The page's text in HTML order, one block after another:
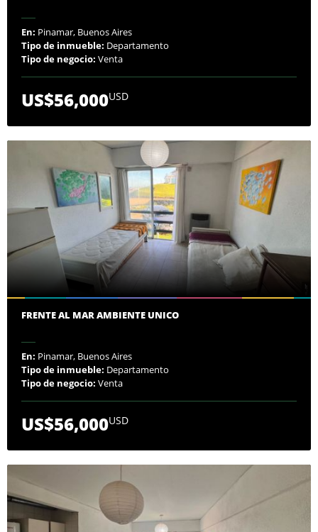
En: Pinamar, Buenos Aires
Tipo de inmueble: Departamento
Tipo de negocio: Venta
US$56,000USD
FRENTE AL MAR AMBIENTE UNICO
En: Pinamar, Buenos Aires
Tipo de inmueble: Departamento
Tipo de negocio: Venta
US$56,000USD